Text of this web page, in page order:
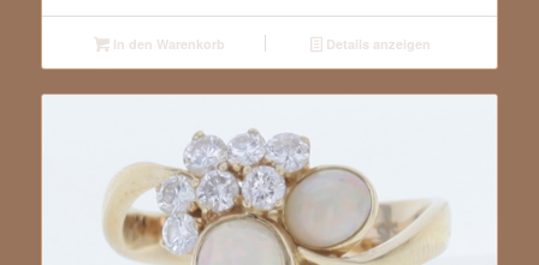
war:
1.800,00 €
ist:
1.450,00 €.
In den Warenkorb Details anzeigen